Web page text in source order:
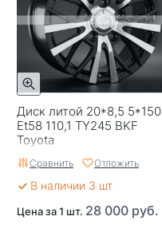
Вылет
ЦО
Ширина (диски)
Применяемость
Тип диска
Гарантия
Цвет
Диск литой 20*8,5 5*150
Et58 110,1 TY245 BKF
Toyota
Сравнить Отложить
В наличии 3 шт
Цена за 1 шт. 28 000 руб.